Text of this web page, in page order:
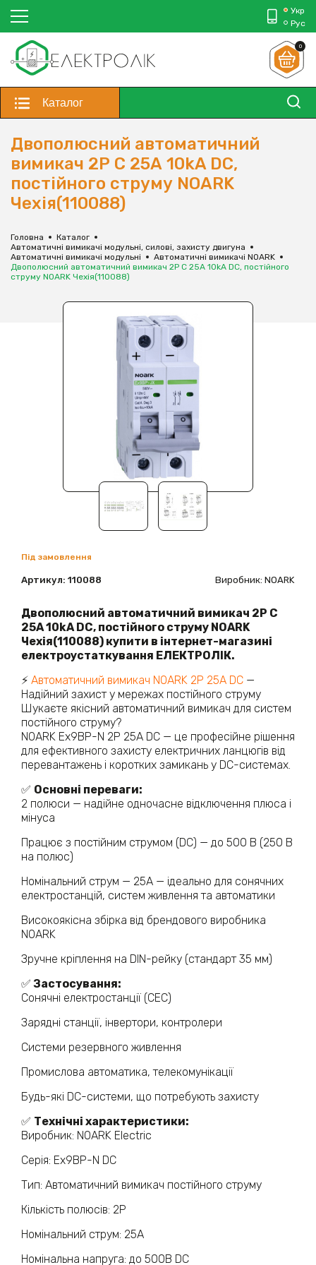
Укр
Рус
0
Каталог
Двополюсний автоматичний
вимикач 2Р С 25А 10kA DC,
постійного струму NOARK
Чехія(110088)
Головна
Каталог
Автоматичні вимикачі модульні, силові, захисту двигуна
Автоматичні вимикачі модульні
Автоматичні вимикачі NOARK
Двополюсний автоматичний вимикач 2Р С 25А 10kA DC, постійного
струму NOARK Чехія(110088)
Під замовлення
Артикул: 110088 Виробник: NOARK
Двополюсний автоматичний вимикач 2Р С
25А 10kA DC, постійного струму NOARK
Чехія(110088) купити в інтернет-магазині
електроустаткування ЕЛЕКТРОЛІК.
⚡ Автоматичний вимикач NOARK 2P 25A DC —
Надійний захист у мережах постійного струму
Шукаєте якісний автоматичний вимикач для систем
постійного струму?
NOARK Ex9BP-N 2P 25А DC — це професійне рішення
для ефективного захисту електричних ланцюгів від
перевантажень і коротких замикань у DC-системах.
✅ Основні переваги:
2 полюси — надійне одночасне відключення плюса і
мінуса
Працює з постійним струмом (DC) — до 500 В (250 В
на полюс)
Номінальний струм — 25А — ідеально для сонячних
електростанцій, систем живлення та автоматики
Високоякісна збірка від брендового виробника
NOARK
Зручне кріплення на DIN-рейку (стандарт 35 мм)
✅ Застосування:
Сонячні електростанції (СЕС)
Зарядні станції, інвертори, контролери
Системи резервного живлення
Промислова автоматика, телекомунікації
Будь-які DC-системи, що потребують захисту
✅ Технічні характеристики:
Виробник: NOARK Electric
Серія: Ex9BP-N DC
Тип: Автоматичний вимикач постійного струму
Кількість полюсів: 2P
Номінальний струм: 25А
Номінальна напруга: до 500В DC